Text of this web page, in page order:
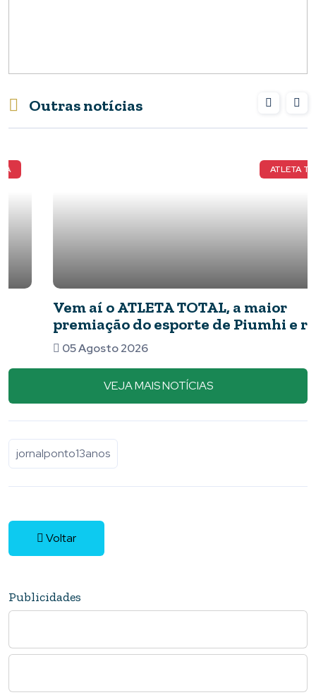
Outras notícias
ATLETA TOTAL
Vem aí o ATLETA TOTAL, a maior
premiação do esporte de Piumhi e região
05 Agosto 2026
VEJA MAIS NOTÍCIAS
jornalponto13anos
Voltar
Publicidades